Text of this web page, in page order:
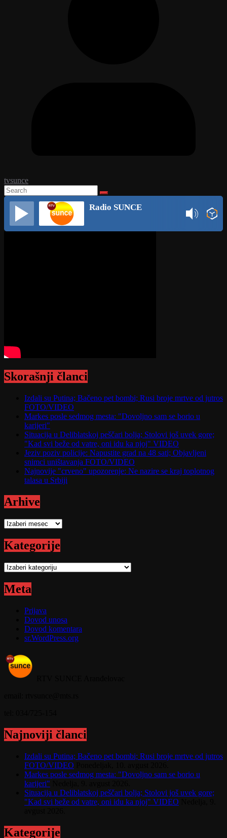
tvsunce
Radio SUNCE
Skorašnji članci
Izdali su Putina; Bačeno pet bombi; Rusi broje mrtve od jutros
FOTO/VIDEO
Markes posle sedmog mesta: "Dovoljno sam se borio u
karijeri"
Situacija u Deliblatskoj peščari bolja; Stolovi još uvek gore;
"Kad svi beže od vatre, oni idu ka njoj" VIDEO
Jeziv poziv policije: Napustite grad na 48 sati; Objavljeni
snimci uništavanja FOTO/VIDEO
Najnovije "crveno" upozorenje: Ne nazire se kraj toplotnog
talasa u Srbiji
Arhive
Arhive
Kategorije
Kategorije
Meta
Prijava
Dovod unosa
Dovod komentara
sr.WordPress.org
Najnoviji članci
Izdali su Putina; Bačeno pet bombi; Rusi broje mrtve od jutros
FOTO/VIDEO
Markes posle sedmog mesta: "Dovoljno sam se borio u
karijeri"
Situacija u Deliblatskoj peščari bolja; Stolovi još uvek gore;
"Kad svi beže od vatre, oni idu ka njoj" VIDEO
Kategorije